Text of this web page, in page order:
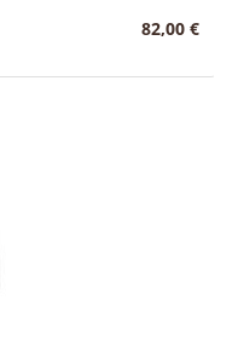
82,00 €